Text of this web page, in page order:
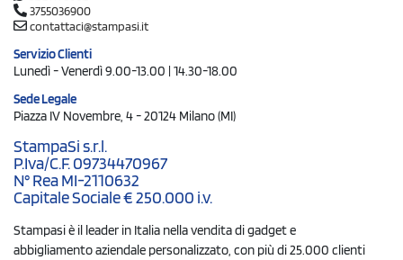
3755036900
contattaci@stampasi.it
Servizio Clienti
Lunedì - Venerdì 9.00-13.00 | 14.30-18.00
Sede Legale
Piazza IV Novembre, 4 - 20124 Milano (MI)
StampaSi s.r.l.
P.Iva/C.F. 09734470967
N° Rea MI-2110632
Capitale Sociale € 250.000 i.v.
Stampasi è il leader in Italia nella vendita di gadget e
abbigliamento aziendale personalizzato, con più di 25.000 clienti